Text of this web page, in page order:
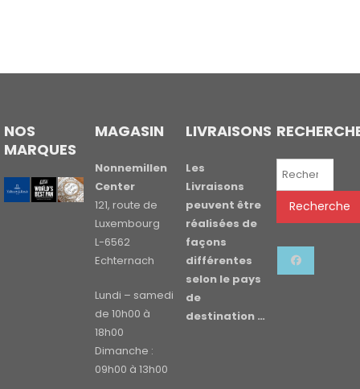
NOS
MARQUES
MAGASIN
Nonnemillen
Center
121, route de
Luxembourg
L-6562
Echternach
Lundi – samedi
de 10h00 à
18h00
Dimanche :
09h00 à 13h00
LIVRAISONS
Les
Livraisons
peuvent être
réalisées de
façons
différentes
selon le pays
de
destination …
Recherche